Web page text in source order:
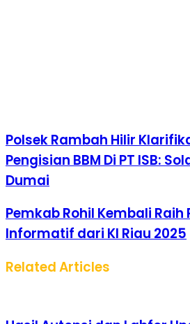
Polsek Rambah Hilir
Pengisian BBM Di PT ISB:
Dumai
Pemkab Rohil Kembali
Informatif dari KI Riau 2025
Related Articles